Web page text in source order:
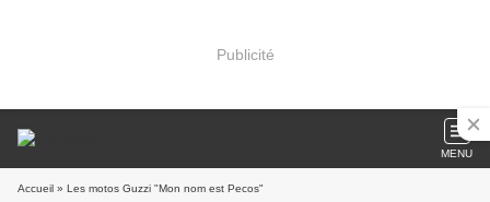
Publicité
MENU
Accueil » Les motos Guzzi "Mon nom est Pecos"